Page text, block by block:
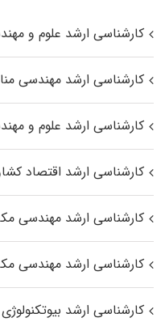
کارشناسی ارشد علوم و
کارشناسی ارشد مهندسی
کارشناسی ارشد علوم و
کارشناسی ارشد اقتصاد
کارشناسی ارشد مهندسی
کارشناسی ارشد مهندسی
کارشناسی ارشد